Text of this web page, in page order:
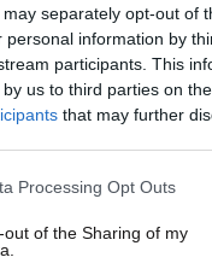
separately opt-out of
personal information by
participants. This
us to third parties on the
that may further
website/app uses one
visit or usage behaviour.
to Google and its
Processing Opt Outs
out of the Sharing of my
τη διαμόρφωση ενός
δίκαιου και
συστήματος
Μπακοπούλου,
των ασθενών στο
αναγκών